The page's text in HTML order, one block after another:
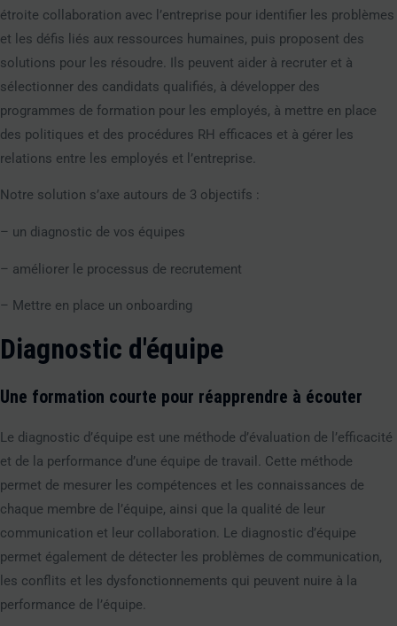
étroite collaboration avec l’entreprise pour identifier les problèmes
et les défis liés aux ressources humaines, puis proposent des
solutions pour les résoudre. Ils peuvent aider à recruter et à
sélectionner des candidats qualifiés, à développer des
programmes de formation pour les employés, à mettre en place
des politiques et des procédures RH efficaces et à gérer les
relations entre les employés et l’entreprise.
Notre solution s’axe autours de 3 objectifs :
– un diagnostic de vos équipes
– améliorer le processus de recrutement
– Mettre en place un onboarding
Diagnostic d'équipe
Une formation courte pour réapprendre à écouter
Le diagnostic d’équipe est une méthode d’évaluation de l’efficacité
et de la performance d’une équipe de travail. Cette méthode
permet de mesurer les compétences et les connaissances de
chaque membre de l’équipe, ainsi que la qualité de leur
communication et leur collaboration. Le diagnostic d’équipe
permet également de détecter les problèmes de communication,
les conflits et les dysfonctionnements qui peuvent nuire à la
performance de l’équipe.